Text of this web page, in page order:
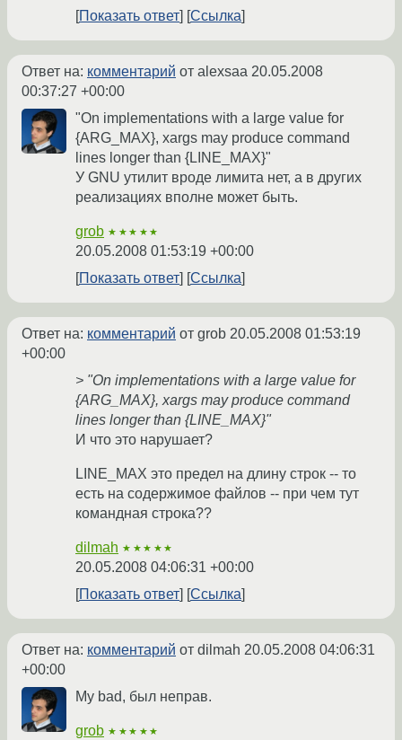
Показать ответ
Ссылка
Ответ на: комментарий от alexsaa 20.05.2008
00:37:27 +00:00
"On implementations with a large value for
{ARG_MAX}, xargs may produce command
lines longer than {LINE_MAX}"
У GNU утилит вроде лимита нет, а в других
реализациях вполне может быть.
grob ★★★★★
20.05.2008 01:53:19 +00:00
Показать ответ
Ссылка
Ответ на: комментарий от grob 20.05.2008 01:53:19
+00:00
> "On implementations with a large value for
{ARG_MAX}, xargs may produce command
lines longer than {LINE_MAX}"
И что это нарушает?
LINE_MAX это предел на длину строк -- то
есть на содержимое файлов -- при чем тут
командная строка??
dilmah ★★★★★
20.05.2008 04:06:31 +00:00
Показать ответ
Ссылка
Ответ на: комментарий от dilmah 20.05.2008 04:06:31
+00:00
My bad, был неправ.
grob ★★★★★